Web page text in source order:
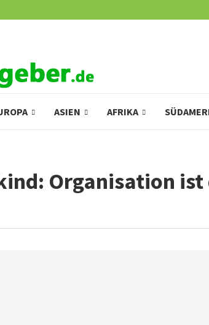
ASIEN AFRIKA
Organisation ist